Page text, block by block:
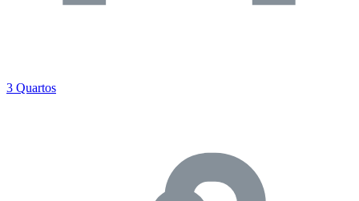
3 Quartos